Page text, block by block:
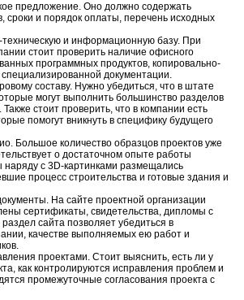
предложение. Оно должно содержать
сроки и порядок оплаты, перечень исходных
и информационную базу. При
стоит проверить наличие офисного
программных продуктов, копировально-
документации.
составу. Нужно убедиться, что в штате
могут выполнить большинство разделов
стоит проверить, что в компании есть
помогут вникнуть в специфику будущего
Большое количество образцов проектов уже
о достаточном опыте работы
с 3D-картинками размещались
процесс строительства и готовые здания и
На сайте проектной организации
сертификаты, свидетельства, дипломы с
сайта позволяет убедиться в
качестве выполняемых ею работ и
проектами. Стоит выяснить, есть ли у
как контролируются исправления проблем и
промежуточные согласования проекта с